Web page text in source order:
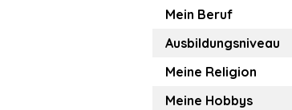
Mein Beruf
Ausbildungsniveau
Meine Religion
Meine Hobbys